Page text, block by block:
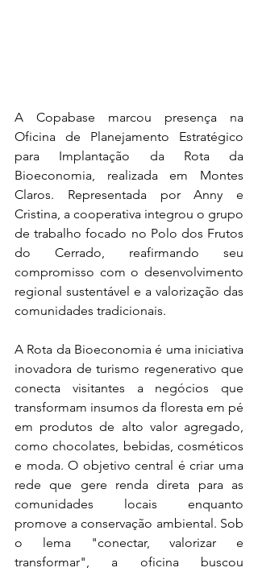
A Copabase marcou presença na
Oficina de Planejamento Estratégico
para Implantação da Rota da
Bioeconomia, realizada em Montes
Claros. Representada por Anny e
Cristina, a cooperativa integrou o grupo
de trabalho focado no Polo dos Frutos
do Cerrado, reafirmando seu
compromisso com o desenvolvimento
regional sustentável e a valorização das
comunidades tradicionais.
A Rota da Bioeconomia é uma iniciativa
inovadora de turismo regenerativo que
conecta visitantes a negócios que
transformam insumos da floresta em pé
em produtos de alto valor agregado,
como chocolates, bebidas, cosméticos
e moda. O objetivo central é criar uma
rede que gere renda direta para as
comunidades locais enquanto
promove a conservação ambiental. Sob
o lema "conectar, valorizar e
transformar", a oficina buscou